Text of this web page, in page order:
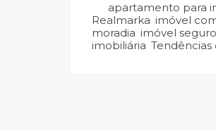
apartamento para
Realmarka imóvel
moradia imóvel
imobiliária